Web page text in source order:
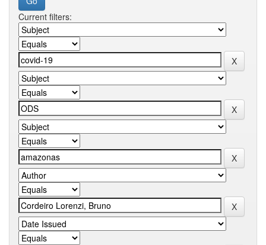
Current filters: